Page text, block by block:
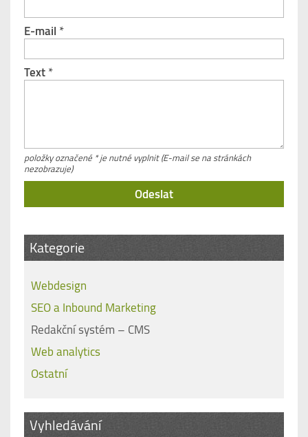
E-mail *
Text*
položky označené * je nutné vyplnit (E-mail se na stránkách
nezobrazuje)
Kategorie
Webdesign
SEO a Inbound Marketing
Redakční systém – CMS
Web analytics
Ostatní
Vyhledávání